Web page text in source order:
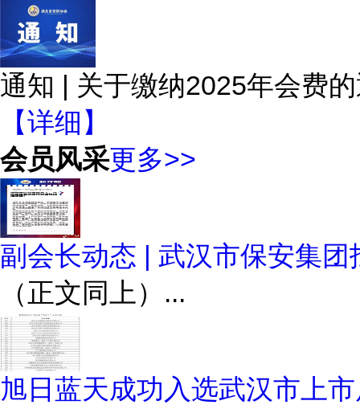
通知 | 关于缴纳2025年会费
【详细】
会员风采更多>>
副会长动态 | 武汉市保安集
（正文同上）...
旭日蓝天成功入选武汉市上市